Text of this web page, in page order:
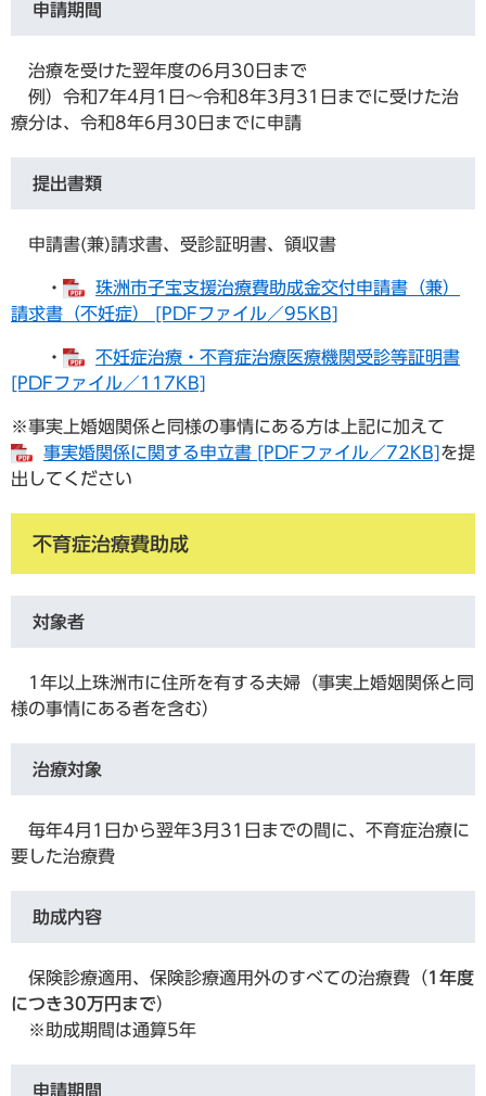
申請期間
治療を受けた翌年度の6月30日まで
例）令和7年4月1日～令和8年3月31日までに受けた治
療分は、令和8年6月30日までに申請
提出書類
申請書(兼)請求書、受診証明書、領収書
・
珠洲市子宝支援治療費助成金交付申請書（兼）
請求書（不妊症） [PDFファイル／95KB]
・
不妊症治療・不育症治療医療機関受診等証明書
[PDFファイル／117KB]
※事実上婚姻関係と同様の事情にある方は上記に加えて
事実婚関係に関する申立書 [PDFファイル／72KB] を提
出してください
不育症治療費助成
対象者
1年以上珠洲市に住所を有する夫婦（事実上婚姻関係と同
様の事情にある者を含む）
治療対象
毎年4月1日から翌年3月31日までの間に、不育症治療に
要した治療費
助成内容
保険診療適用、保険診療適用外のすべての治療費（1年度
につき30万円まで）
※助成期間は通算5年
申請期間